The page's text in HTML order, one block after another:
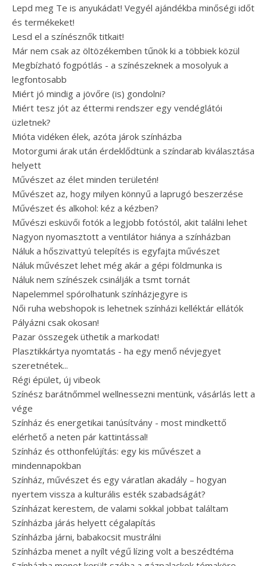
Lepd meg Te is anyukádat! Vegyél ajándékba minőségi időt
és termékeket!
Lesd el a színésznők titkait!
Már nem csak az öltözékemben tűnök ki a többiek közül
Megbízható fogpótlás - a színészeknek a mosolyuk a
legfontosabb
Miért jó mindig a jövőre (is) gondolni?
Miért tesz jót az éttermi rendszer egy vendéglátói
üzletnek?
Mióta vidéken élek, azóta járok színházba
Motorgumi árak után érdeklődtünk a színdarab kiválasztása
helyett
Művészet az élet minden területén!
Művészet az, hogy milyen könnyű a laprugó beszerzése
Művészet és alkohol: kéz a kézben?
Művészi esküvői fotók a legjobb fotóstól, akit találni lehet
Nagyon nyomasztott a ventilátor hiánya a színházban
Náluk a hőszivattyú telepítés is egyfajta művészet
Náluk művészet lehet még akár a gépi földmunka is
Náluk nem színészek csinálják a tsmt tornát
Napelemmel spórolhatunk színházjegyre is
Női ruha webshopok is lehetnek színházi kelléktár ellátók
Pályázni csak okosan!
Pazar összegek üthetik a markodat!
Plasztikkártya nyomtatás - ha egy menő névjegyet
szeretnétek...
Régi épület, új vibeok
Színész barátnőmmel wellnessezni mentünk, vásárlás lett a
vége
Színház és energetikai tanúsítvány - most mindkettő
elérhető a neten pár kattintással!
Színház és otthonfelújítás: egy kis művészet a
mindennapokban
Színház, művészet és egy váratlan akadály – hogyan
nyertem vissza a kulturális esték szabadságát?
Színházat kerestem, de valami sokkal jobbat találtam
Színházba járás helyett cégalapítás
Színházba járni, babakocsit mustrálni
Színházba menet a nyílt végű lízing volt a beszédtéma